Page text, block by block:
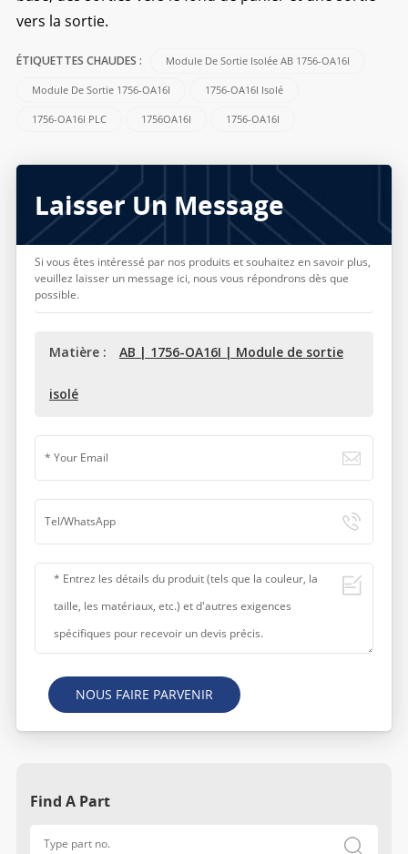
vers la sortie.
ÉTIQUETTES CHAUDES : Module De Sortie Isolée AB 1756-OA16I
Module De Sortie 1756-OA16I 1756-OA16I Isolé
1756-OA16I PLC 1756OA16I 1756-OA16I
Laisser Un Message
Si vous êtes intéressé par nos produits et souhaitez en savoir plus,
veuillez laisser un message ici, nous vous répondrons dès que
possible.
Matière : AB | 1756-OA16I | Module de sortie
isolé
NOUS FAIRE PARVENIR
Find A Part